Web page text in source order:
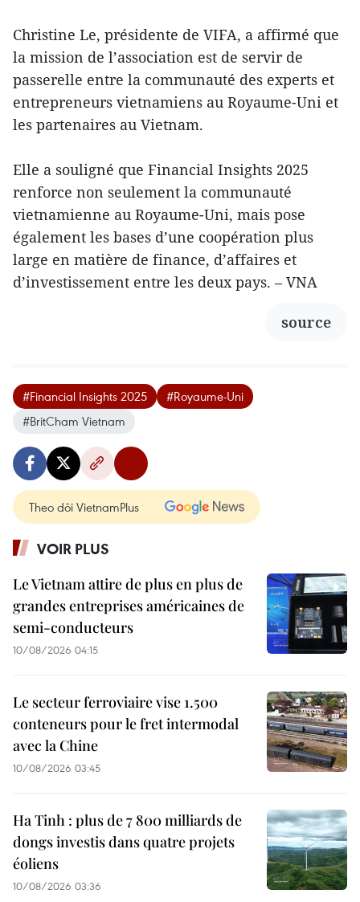
Christine Le, présidente de VIFA, a affirmé que
la mission de l’association est de servir de
passerelle entre la communauté des experts et
entrepreneurs vietnamiens au Royaume-Uni et
les partenaires au Vietnam.
Elle a souligné que Financial Insights 2025
renforce non seulement la communauté
vietnamienne au Royaume-Uni, mais pose
également les bases d’une coopération plus
large en matière de finance, d’affaires et
d’investissement entre les deux pays. – VNA
source
#Financial Insights 2025
#Royaume-Uni
#BritCham Vietnam
Theo dõi VietnamPlus
VOIR PLUS
Le Vietnam attire de plus en plus de
grandes entreprises américaines de
semi-conducteurs
10/08/2026 04:15
Le secteur ferroviaire vise 1.500
conteneurs pour le fret intermodal
avec la Chine
10/08/2026 03:45
Ha Tinh : plus de 7 800 milliards de
dongs investis dans quatre projets
éoliens
10/08/2026 03:36